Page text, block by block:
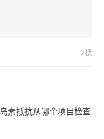
2楼
素抵抗从哪个项目检查